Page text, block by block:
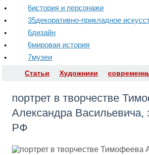
6история и персонажи
35декоративно-прикладное
6дизайн
6мировая история
7музеи
Статьи Художники
портрет в творчестве
Александра Васильевича,
РФ